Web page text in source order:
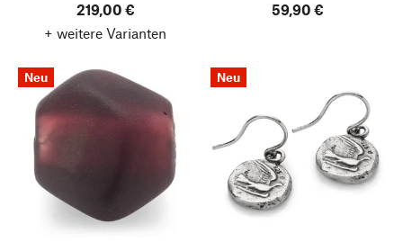
219,00 €
+ weitere Varianten
59,90 €
Neu Neu